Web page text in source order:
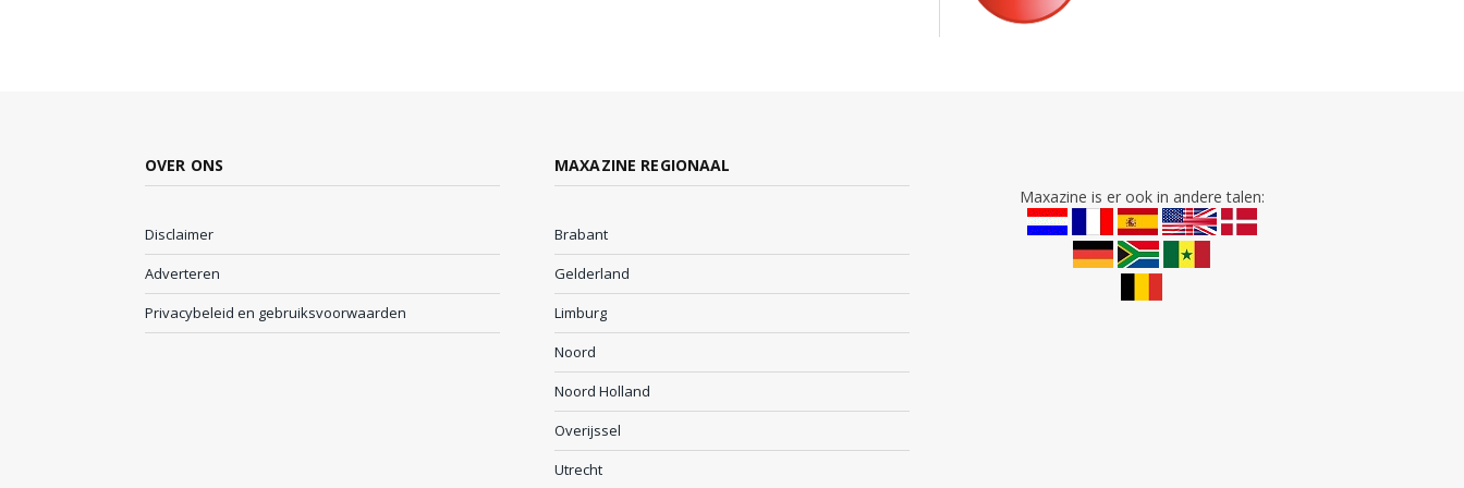
OVER ONS
Disclaimer
Adverteren
Privacybeleid en gebruiksvoorwaarden
MAXAZINE REGIONAAL
Brabant
Gelderland
Limburg
Noord
Noord Holland
Overijssel
Utrecht
Maxazine is er ook in andere talen: